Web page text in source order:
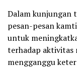
Dalam kunjungan
pesan-pesan
untuk
terhadap aktivitas
mengganggu